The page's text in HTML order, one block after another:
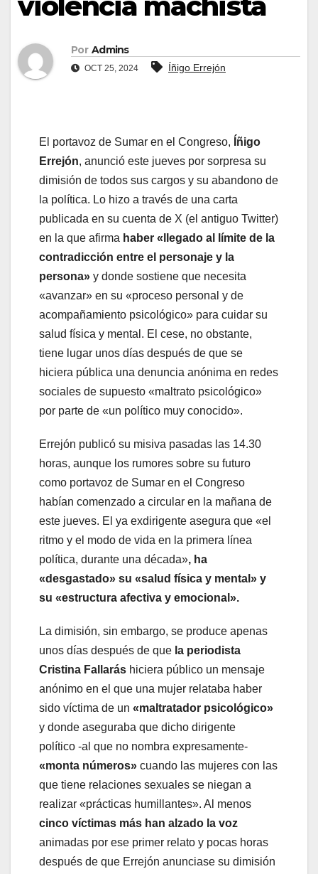
Por Admins
OCT 25, 2024 Íñigo Errejón
El portavoz de Sumar en el Congreso, Íñigo
Errejón, anunció este jueves por sorpresa su
dimisión de todos sus cargos y su abandono de
la política. Lo hizo a través de una carta
publicada en su cuenta de X (el antiguo Twitter)
en la que afirma haber «llegado al límite de la
contradicción entre el personaje y la
persona» y donde sostiene que necesita
«avanzar» en su «proceso personal y de
acompañamiento psicológico» para cuidar su
salud física y mental. El cese, no obstante,
tiene lugar unos días después de que se
hiciera pública una denuncia anónima en redes
sociales de supuesto «maltrato psicológico»
por parte de «un político muy conocido».
Errejón publicó su misiva pasadas las 14.30
horas, aunque los rumores sobre su futuro
como portavoz de Sumar en el Congreso
habían comenzado a circular en la mañana de
este jueves. El ya exdirigente asegura que «el
ritmo y el modo de vida en la primera línea
política, durante una década», ha
«desgastado» su «salud física y mental» y
su «estructura afectiva y emocional».
La dimisión, sin embargo, se produce apenas
unos días después de que la periodista
Cristina Fallarás hiciera público un mensaje
anónimo en el que una mujer relataba haber
sido víctima de un «maltratador psicológico»
y donde aseguraba que dicho dirigente
político -al que no nombra expresamente-
«monta números» cuando las mujeres con las
que tiene relaciones sexuales se niegan a
realizar «prácticas humillantes». Al menos
cinco víctimas más han alzado la voz
animadas por ese primer relato y pocas horas
después de que Errejón anunciase su dimisión